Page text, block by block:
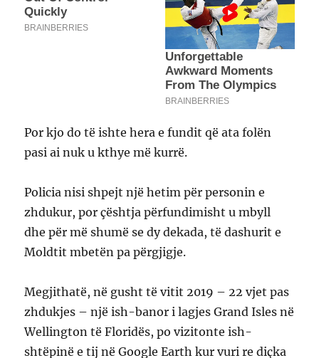
Por kjo do të ishte hera e fundit që ata folën
pasi ai nuk u kthye më kurrë.
Policia nisi shpejt një hetim për personin e
zhdukur, por çështja përfundimisht u mbyll
dhe për më shumë se dy dekada, të dashurit e
Moldtit mbetën pa përgjigje.
Megjithatë, në gusht të vitit 2019 – 22 vjet pas
zhdukjes – një ish-banor i lagjes Grand Isles në
Wellington të Floridës, po vizitonte ish-
shtëpinë e tij në Google Earth kur vuri re diçka